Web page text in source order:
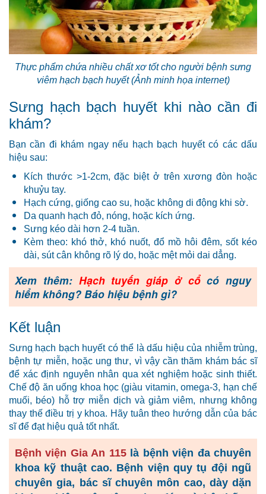
Thực phẩm chứa nhiều chất xơ tốt cho người bệnh sưng
viêm hạch bạch huyết (Ảnh minh họa internet)
Sưng hạch bạch huyết khi nào cần đi
khám?
Bạn cần đi khám ngay nếu hạch bạch huyết có các dấu
hiệu sau:
Kích thước >1-2cm, đặc biệt ở trên xương đòn hoặc
khuỷu tay.
Hạch cứng, giống cao su, hoặc không di động khi sờ.
Da quanh hạch đỏ, nóng, hoặc kích ứng.
Sưng kéo dài hơn 2-4 tuần.
Kèm theo: khó thở, khó nuốt, đổ mồ hôi đêm, sốt kéo
dài, sút cân không rõ lý do, hoặc mệt mỏi dai dẳng.
Xem thêm: Hạch tuyến giáp ở cổcó nguy
hiểm không? Báo hiệu bệnh gì?
Kết luận
Sưng hạch bạch huyết có thể là dấu hiệu của nhiễm trùng,
bệnh tự miễn, hoặc ung thư, vì vậy cần thăm khám bác sĩ
để xác định nguyên nhân qua xét nghiệm hoặc sinh thiết.
Chế độ ăn uống khoa học (giàu vitamin, omega-3, hạn chế
muối, béo) hỗ trợ miễn dịch và giảm viêm, nhưng không
thay thế điều trị y khoa. Hãy tuân theo hướng dẫn của bác
sĩ để đạt hiệu quả tốt nhất.
Bệnh viện Gia An 115 là bệnh viện đa chuyên
khoa kỹ thuật cao. Bệnh viện quy tụ đội ngũ
chuyên gia, bác sĩ chuyên môn cao, dày dặn